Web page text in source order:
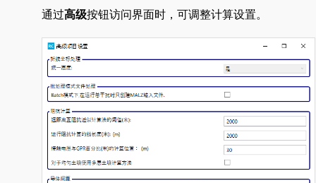
通过高级按钮访问界面时，可调整计算设置。